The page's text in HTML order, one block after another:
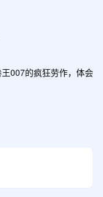
007的疯狂劳作，体会